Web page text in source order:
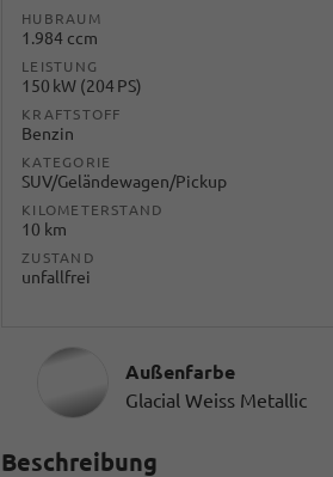
HUBRAUM
1.984 ccm
LEISTUNG
150 kW (204 PS)
KRAFTSTOFF
Benzin
KATEGORIE
SUV/Geländewagen/Pickup
KILOMETERSTAND
10 km
ZUSTAND
unfallfrei
Außenfarbe
Glacial Weiss Metallic
Beschreibung